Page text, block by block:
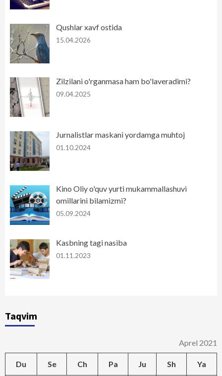
Qushlar xavf ostida
15.04.2026
Zilzilani o'rganmasa ham bo'laveradimi?
09.04.2025
Jurnalistlar maskani yordamga muhtoj
01.10.2024
Kino Oliy o'quv yurti mukammallashuvi
omillarini bilamizmi?
05.09.2024
Kasbning tagi nasiba
01.11.2023
Taqvim
Aprel 2021
Du Se Ch Pa Ju Sh Ya